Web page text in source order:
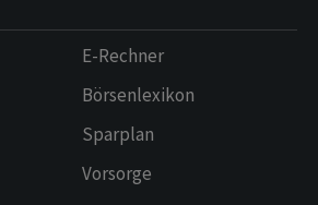
E-Rechner
Börsenlexikon
Sparplan
Vorsorge